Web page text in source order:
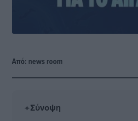
Από: news room
✦Σύνοψη